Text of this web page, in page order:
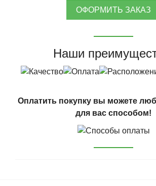
ОФОРМИТЬ ЗАКАЗ
Наши
Оплатить покупку вы можете
для вас способом!